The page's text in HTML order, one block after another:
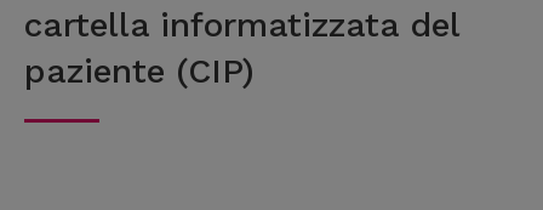
cartella informatizzata del
paziente (CIP)